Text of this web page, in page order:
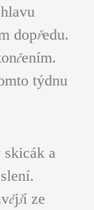
dopředu.
týdnu
a
ze